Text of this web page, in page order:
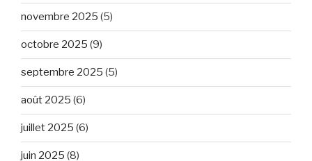
novembre 2025 (5)
octobre 2025 (9)
septembre 2025 (5)
août 2025 (6)
juillet 2025 (6)
juin 2025 (8)